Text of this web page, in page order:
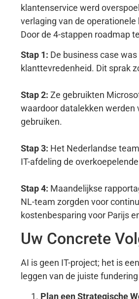
klantenservice werd
verlaging van de
Door de 4-stappen roadmap
Stap 1: De business case
klanttevredenheid. Dit sprak
Stap 2: Ze gebruikten
waardoor datalekken werden
gebruiken.
Stap 3: Het Nederlandse
IT-afdeling de
Stap 4: Maandelijkse
NL-team zorgden voor
kostenbesparing voor Parijs
Uw Concrete
AI is geen IT-project; het is
leggen van de juiste
Plan een Strategische